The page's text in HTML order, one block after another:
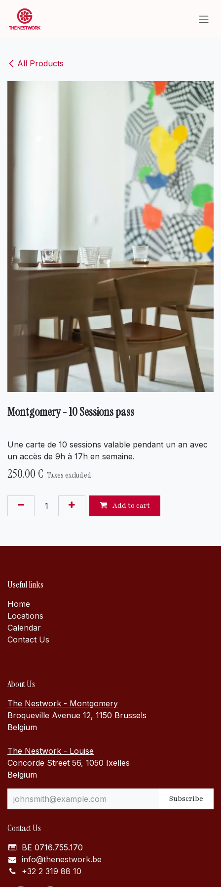
All Products
Montgomery - 10 Sessions pass
Une carte de 10 sessions valable pendant un an avec
un accès de 9h à 17h en semaine.
250.00€ Taxes excluded
Add to cart
Useful links
Home
Locations
Calen​dar
Contact Us
About Us
The Nestwork - Montgomery
Broqueville Avenue 12, 1150 Brussels
Belgium
The Nestwork - Louise
Concorde Street 56, 1050 Ixelles
Belgium
Subscribe
Contact Us
BE 0716.755.170
info@thenestwork.be
+32 2 319 88 10